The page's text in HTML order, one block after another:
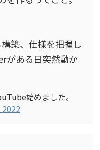
築、仕様を把握し
がある日突然動か
始めました。